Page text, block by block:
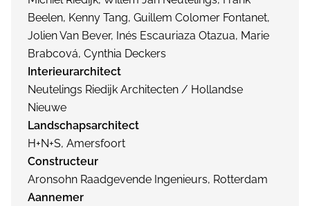
Beelen, Kenny Tang, Guillem Colomer Fontanet,
Jolien Van Bever, Inés Escauriaza Otazua, Marie
Brabcová, Cynthia Deckers
Interieurarchitect
Neutelings Riedijk Architecten / Hollandse
Nieuwe
Landschapsarchitect
H+N+S, Amersfoort
Constructeur
Aronsohn Raadgevende Ingenieurs, Rotterdam
Aannemer